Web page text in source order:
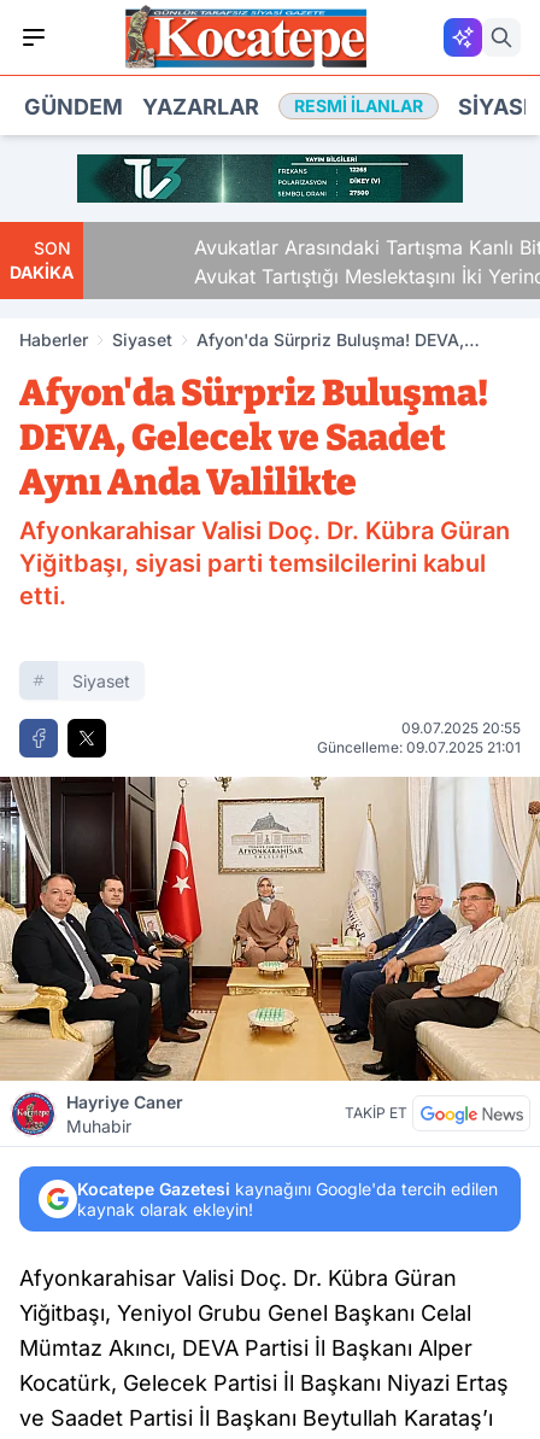
GÜNDEM YAZARLAR RESMI İLANLAR
SON
DAKİKA
Avukatlar Arasındaki Tartışma Kanlı Bitti.
Avukat Tartıştığı Meslektaşını İki Yerinden
Vurdu
Haberler Siyaset
Afyon'da Sürpriz Buluşma! DEVA,
Afyon'da Sürpriz Buluşma!
DEVA, Gelecek ve Saadet
Aynı Anda Valilikte
Afyonkarahisar Valisi Doç. Dr. Kübra Güran
Yiğitbaşı, siyasi parti temsilcilerini kabul
etti.
Siyaset
09.07.2025 20:55
Güncelleme: 09.07.2025 21:01
Hayriye Caner
Muhabir
TAKİP ET
Kocatepe Gazetesi kaynağını Google'da tercih edilen
kaynak olarak ekleyin!
Afyonkarahisar Valisi Doç. Dr. Kübra Güran
Yiğitbaşı, Yeniyol Grubu Genel Başkanı Celal
Mümtaz Akıncı, DEVA Partisi İl Başkanı Alper
Kocatürk, Gelecek Partisi İl Başkanı Niyazi Ertaş
ve Saadet Partisi İl Başkanı Beytullah Karataş’ı